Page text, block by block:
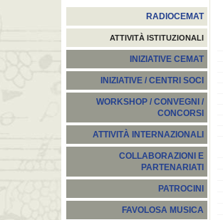
RADIOCEMAT
ATTIVITÀ ISTITUZIONALI
INIZIATIVE CEMAT
INIZIATIVE / CENTRI SOCI
WORKSHOP / CONVEGNI /
CONCORSI
ATTIVITÀ INTERNAZIONALI
COLLABORAZIONI E
PARTENARIATI
PATROCINI
FAVOLOSA MUSICA